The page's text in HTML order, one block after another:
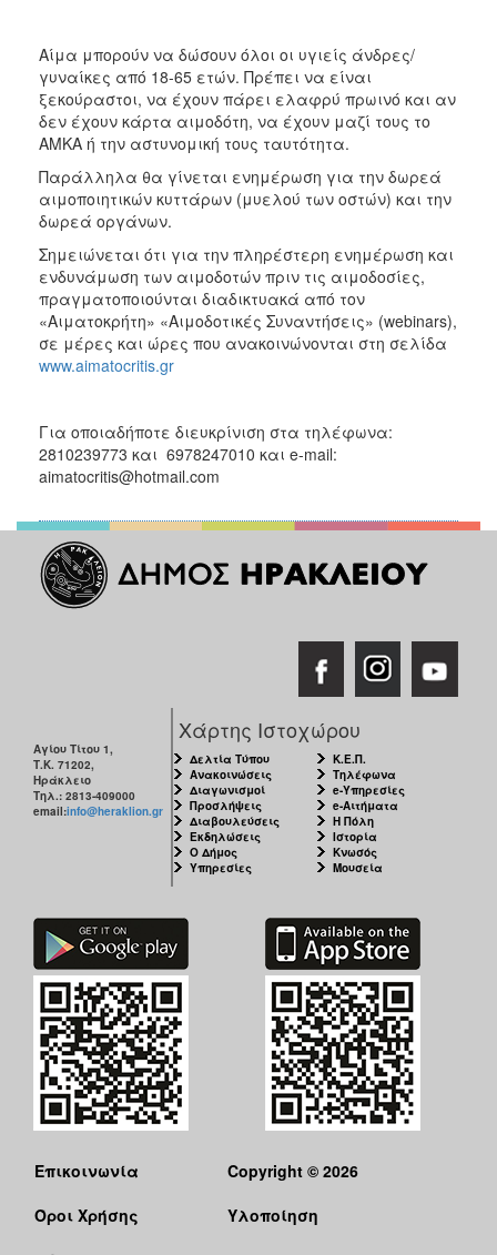
Αίμα μπορούν να δώσουν όλοι οι υγιείς άνδρες/
γυναίκες από 18-65 ετών. Πρέπει να είναι
ξεκούραστοι, να έχουν πάρει ελαφρύ πρωινό και αν
δεν έχουν κάρτα αιμοδότη, να έχουν μαζί τους το
ΑΜΚΑ ή την αστυνομική τους ταυτότητα.
Παράλληλα θα γίνεται ενημέρωση για την δωρεά
αιμοποιητικών κυττάρων (μυελού των οστών) και την
δωρεά οργάνων.
Σημειώνεται ότι για την πληρέστερη ενημέρωση και
ενδυνάμωση των αιμοδοτών πριν τις αιμοδοσίες,
πραγματοποιούνται διαδικτυακά από τον
«Αιματοκρήτη» «Αιμοδοτικές Συναντήσεις» (webinars),
σε μέρες και ώρες που ανακοινώνονται στη σελίδα
www.aimatocritis.gr
Για οποιαδήποτε διευκρίνιση στα τηλέφωνα:
2810239773 και 6978247010 και e-mail:
aimatocritis@hotmail.com
Αγίου Τίτου 1,
Τ.Κ. 71202,
Ηράκλειο
Τηλ.: 2813-409000
email:info@heraklion.gr
Χάρτης Ιστοχώρου
Δελτία Τύπου
Ανακοινώσεις
Διαγωνισμοί
Προσλήψεις
Διαβουλεύσεις
Εκδηλώσεις
Ο Δήμος
Υπηρεσίες
Κ.Ε.Π.
Τηλέφωνα
e-Υπηρεσίες
e-Αιτήματα
Η Πόλη
Ιστορία
Κνωσός
Μουσεία
Επικοινωνία
Όροι Χρήσης
Copyright © 2026
Υλοποίηση